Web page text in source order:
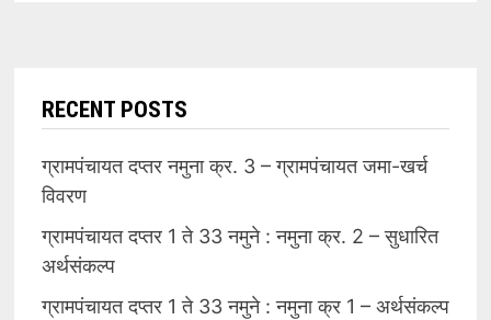
RECENT POSTS
ग्रामपंचायत दप्तर नमुना क्र. 3 – ग्रामपंचायत जमा-खर्च
विवरण
ग्रामपंचायत दप्तर 1 ते 33 नमुने : नमुना क्र. 2 – सुधारित
अर्थसंकल्प
ग्रामपंचायत दप्तर 1 ते 33 नमुने : नमुना क्र 1 – अर्थसंकल्प